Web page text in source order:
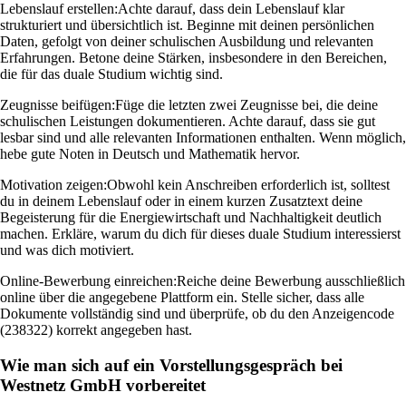
Lebenslauf erstellen:Achte darauf, dass dein Lebenslauf klar
strukturiert und übersichtlich ist. Beginne mit deinen persönlichen
Daten, gefolgt von deiner schulischen Ausbildung und relevanten
Erfahrungen. Betone deine Stärken, insbesondere in den Bereichen,
die für das duale Studium wichtig sind.
Zeugnisse beifügen:Füge die letzten zwei Zeugnisse bei, die deine
schulischen Leistungen dokumentieren. Achte darauf, dass sie gut
lesbar sind und alle relevanten Informationen enthalten. Wenn möglich,
hebe gute Noten in Deutsch und Mathematik hervor.
Motivation zeigen:Obwohl kein Anschreiben erforderlich ist, solltest
du in deinem Lebenslauf oder in einem kurzen Zusatztext deine
Begeisterung für die Energiewirtschaft und Nachhaltigkeit deutlich
machen. Erkläre, warum du dich für dieses duale Studium interessierst
und was dich motiviert.
Online-Bewerbung einreichen:Reiche deine Bewerbung ausschließlich
online über die angegebene Plattform ein. Stelle sicher, dass alle
Dokumente vollständig sind und überprüfe, ob du den Anzeigencode
(238322) korrekt angegeben hast.
Wie man sich auf ein Vorstellungsgespräch bei
Westnetz GmbH vorbereitet